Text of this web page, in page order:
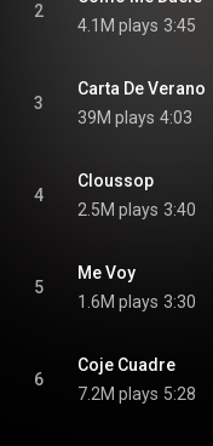
2
4.1M plays 3:45
3
Carta De Verano
39M plays 4:03
4
Cloussop
2.5M plays 3:40
5
Me Voy
1.6M plays 3:30
6
Coje Cuadre
7.2M plays 5:28